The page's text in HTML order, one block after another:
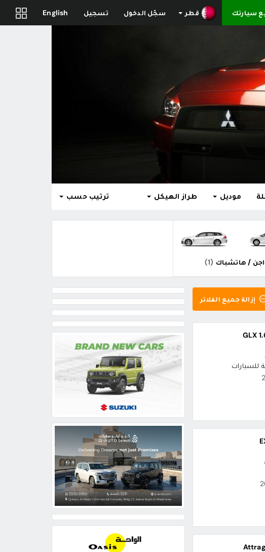
سيارتك قطر سجّل الدخول تسجيل English
موديل طراز الهيكل ترتيب حسب
/ هاتشباك (1)
إزالة جميع الفلاتر
للسيارات